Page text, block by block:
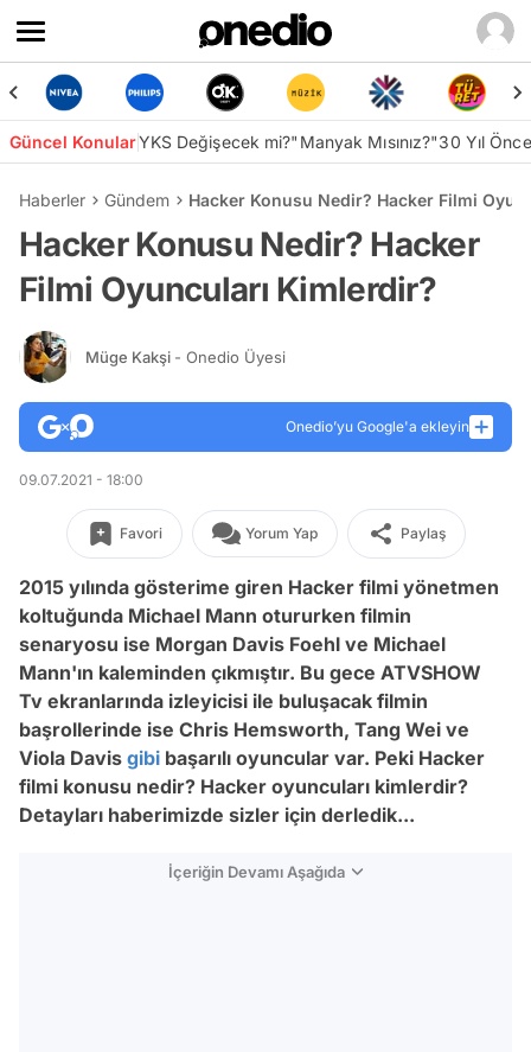
Güncel KonularYKS Değişecek mi?"Manyak Mısınız?"30 Yıl
Haberler Gündem Hacker Konusu Nedir? Hacker Filmi
Hacker Konusu Nedir? Hacker
Filmi Oyuncuları Kimlerdir?
Müge Kakşi - Onedio Üyesi
Onedio’yu Google'a ekleyin
09.07.2021 - 18:00
Favori Yorum Yap Paylaş
2015 yılında gösterime giren Hacker filmi yönetmen
koltuğunda Michael Mann otururken filmin
senaryosu ise Morgan Davis Foehl ve Michael
Mann'ın kaleminden çıkmıştır. Bu gece ATVSHOW
Tv ekranlarında izleyicisi ile buluşacak filmin
başrollerinde ise Chris Hemsworth, Tang Wei ve
Viola Davis gibi başarılı oyuncular var. Peki Hacker
filmi konusu nedir? Hacker oyuncuları kimlerdir?
Detayları haberimizde sizler için derledik...
İçeriğin Devamı Aşağıda